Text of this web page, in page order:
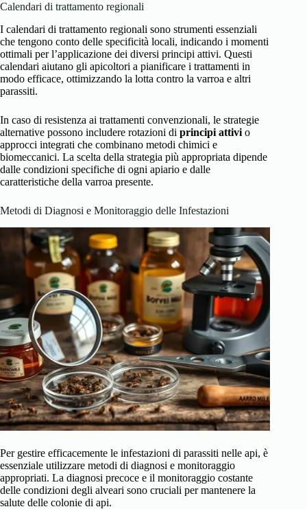
Calendari di trattamento regionali
I calendari di trattamento regionali sono strumenti essenziali
che tengono conto delle specificità locali, indicando i momenti
ottimali per l’applicazione dei diversi principi attivi. Questi
calendari aiutano gli apicoltori a pianificare i trattamenti in
modo efficace, ottimizzando la lotta contro la varroa e altri
parassiti.
In caso di resistenza ai trattamenti convenzionali, le strategie
alternative possono includere rotazioni di principi attivi o
approcci integrati che combinano metodi chimici e
biomeccanici. La scelta della strategia più appropriata dipende
dalle condizioni specifiche di ogni apiario e dalle
caratteristiche della varroa presente.
Metodi di Diagnosi e Monitoraggio delle Infestazioni
Per gestire efficacemente le infestazioni di parassiti nelle api, è
essenziale utilizzare metodi di diagnosi e monitoraggio
appropriati. La diagnosi precoce e il monitoraggio costante
delle condizioni degli alveari sono cruciali per mantenere la
salute delle colonie di api.